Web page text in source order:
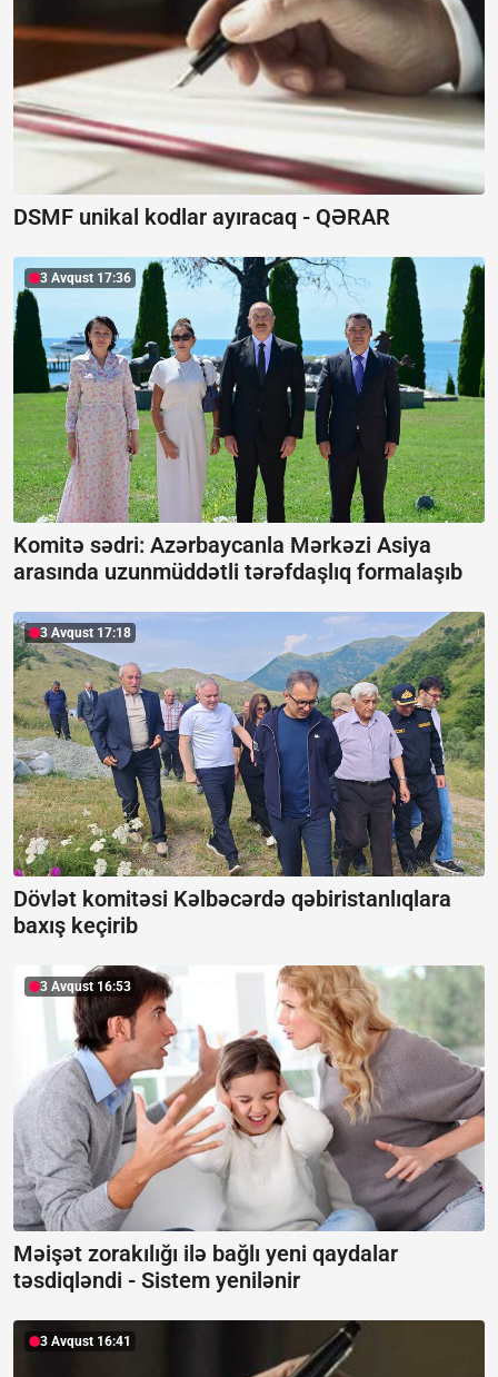
DSMF unikal kodlar ayıracaq - QƏRAR
3 Avqust 17:36
Komitə sədri: Azərbaycanla Mərkəzi Asiya
arasında uzunmüddətli tərəfdaşlıq formalaşıb
3 Avqust 17:18
Dövlət komitəsi Kəlbəcərdə qəbiristanlıqlara
baxış keçirib
3 Avqust 16:53
Məişət zorakılığı ilə bağlı yeni qaydalar
təsdiqləndi - Sistem yenilənir
3 Avqust 16:41